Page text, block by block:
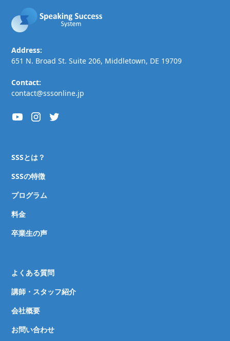
Address:
651 N. Broad St. Suite 206, Middletown, DE 19709
Contact:
contact@sssonline.jp
SSSとは？
SSSの特徴
プログラム
料金
卒業生の声
よくある質問
講師・スタッフ紹介
会社概要
お問い合わせ